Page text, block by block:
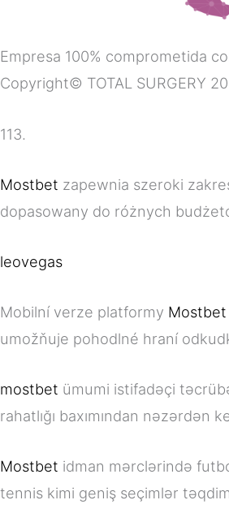
Empresa 100% comprometida
Copyright© TOTAL SURGERY
113.
Mostbet zapewnia szeroki
dopasowany do różnych
leovegas
Mobilní verze platformy Mostbet
umožňuje pohodlné hraní
mostbet ümumi istifadəçi
rahatlığı baxımından nəzərdən
Mostbet idman mərclərində
tennis kimi geniş seçimlər